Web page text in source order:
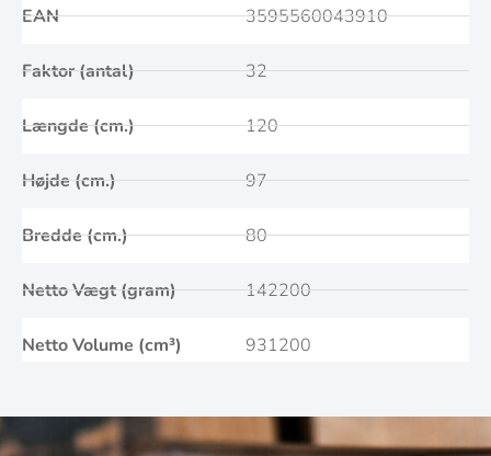
EAN
Faktor (antal)
Længde (cm.)
Højde (cm.)
Bredde (cm.)
Netto Vægt (gram)
Netto Volume (cm³)
3595560043910
32
120
97
80
142200
931200